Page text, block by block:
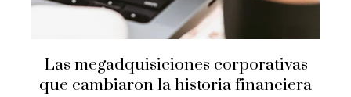
Las megadquisiciones corporativas
que cambiaron la historia financiera